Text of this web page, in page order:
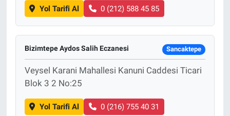
Yol Tarifi Al 0 (212) 588 45 85
Bizimtepe Aydos Salih Eczanesi Sancaktepe
Veysel Karani Mahallesi Kanuni Caddesi Ticari
Blok 3 2 No:25
Yol Tarifi Al 0 (216) 755 40 31